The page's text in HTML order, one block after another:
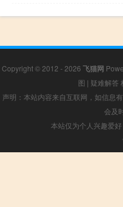
Copyright © 2012 - 2026 飞猫网
图 | 疑难解答
声明：本站内容来自互联网，如信息
会及
本站仅为个人兴趣爱